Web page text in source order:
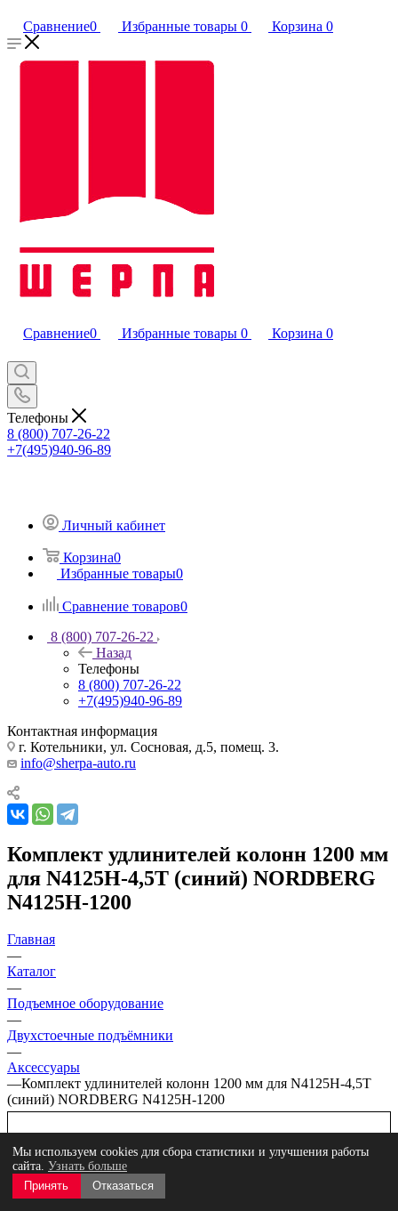
Сравнение0 Избранные товары 0 Корзина 0
Сравнение0 Избранные товары 0 Корзина 0
Телефоны
8 (800) 707-26-22
+7(495)940-96-89
Личный кабинет
Корзина0
Избранные товары0
Сравнение товаров0
8 (800) 707-26-22
Назад
Телефоны
8 (800) 707-26-22
+7(495)940-96-89
Контактная информация
г. Котельники, ул. Сосновая, д.5, помещ. 3.
info@sherpa-auto.ru
Комплект удлинителей колонн 1200 мм
для N4125H-4,5T (синий) NORDBERG
N4125H-1200
Главная
—
Каталог
—
Подъемное оборудование
—
Двухстоечные подъёмники
—
Аксессуары
—Комплект удлинителей колонн 1200 мм для N4125H-4,5T
(синий) NORDBERG N4125H-1200
Мы используем cookies для сбора статистики и улучшения работы
сайта. Узнать больше
Принять
Отказаться